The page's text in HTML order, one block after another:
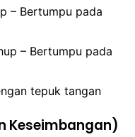
– Bertumpu pada
– Bertumpu pada
tepuk tangan
Keseimbangan)